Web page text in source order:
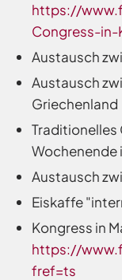
https://
Congress-in-
Austausch
Austausch
Griechenland
Traditionelles
Wochenende
Austausch
Eiskaffe
Kongress in
https://
fref=ts